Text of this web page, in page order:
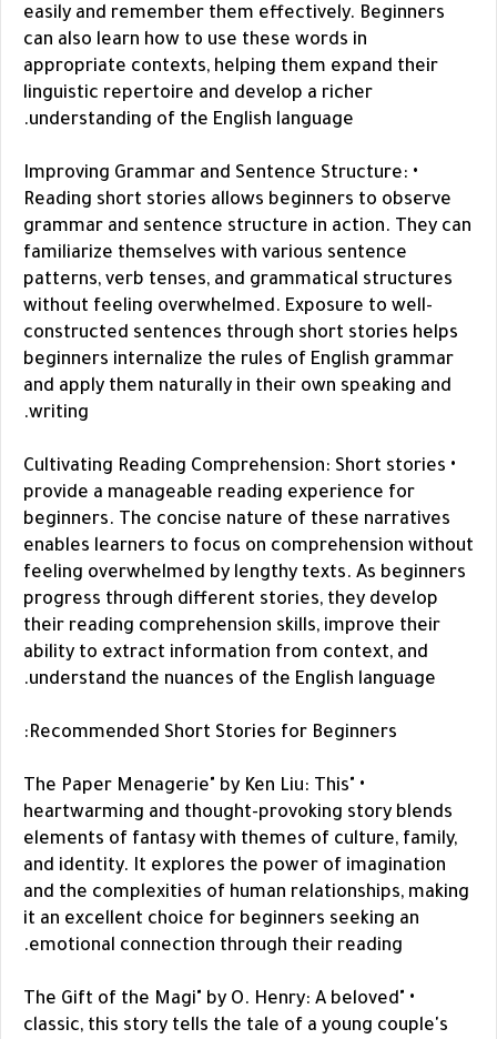
easily and remember them effectively. Beginners
can also learn how to use these words in
appropriate contexts, helping them expand their
linguistic repertoire and develop a richer
understanding of the English language.
• Improving Grammar and Sentence Structure:
Reading short stories allows beginners to observe
grammar and sentence structure in action. They can
familiarize themselves with various sentence
patterns, verb tenses, and grammatical structures
without feeling overwhelmed. Exposure to well-
constructed sentences through short stories helps
beginners internalize the rules of English grammar
and apply them naturally in their own speaking and
writing.
• Cultivating Reading Comprehension: Short stories
provide a manageable reading experience for
beginners. The concise nature of these narratives
enables learners to focus on comprehension without
feeling overwhelmed by lengthy texts. As beginners
progress through different stories, they develop
their reading comprehension skills, improve their
ability to extract information from context, and
understand the nuances of the English language.
Recommended Short Stories for Beginners:
• "The Paper Menagerie" by Ken Liu: This
heartwarming and thought-provoking story blends
elements of fantasy with themes of culture, family,
and identity. It explores the power of imagination
and the complexities of human relationships, making
it an excellent choice for beginners seeking an
emotional connection through their reading.
• "The Gift of the Magi" by O. Henry: A beloved
classic, this story tells the tale of a young couple's